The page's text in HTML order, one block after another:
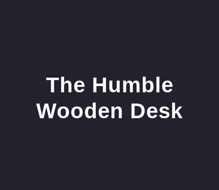
The Humble
Wooden Desk